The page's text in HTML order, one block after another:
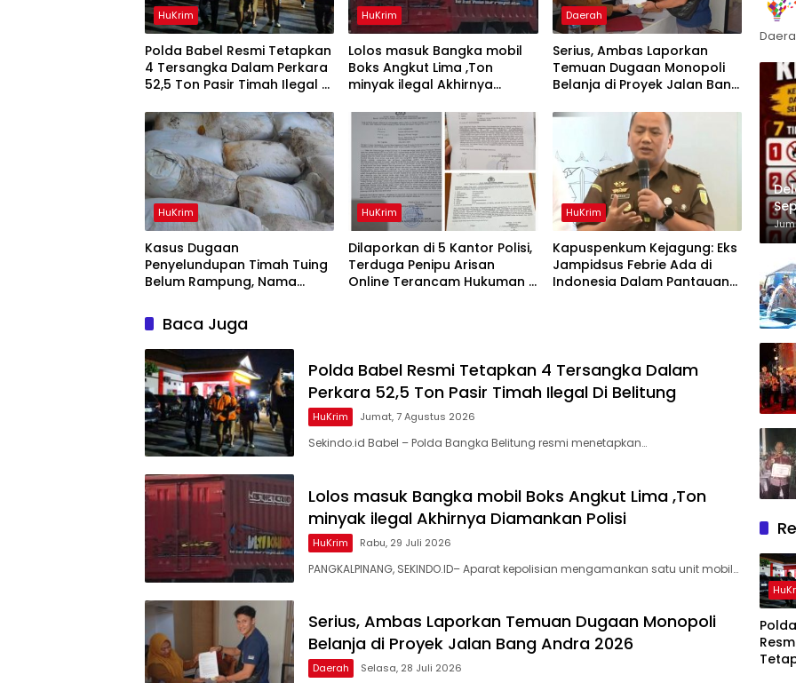
HuKrim
Polda Babel Resmi Tetapkan
4 Tersangka Dalam Perkara
52,5 Ton Pasir Timah Ilegal Di
HuKrim
Lolos masuk Bangka mobil
Boks Angkut Lima ,Ton
minyak ilegal Akhirnya
Daerah
Serius, Ambas Laporkan
‎Temuan Dugaan Monopoli
Belanja di Proyek Jalan Bang
HuKrim
Kasus Dugaan
Penyelundupan Timah Tuing
Belum Rampung, Nama
Informasi Penyidikan
HuKrim
Dilaporkan di 5 Kantor Polisi,
Terduga Penipu Arisan
Online Terancam Hukuman 4
HuKrim
Kapuspenkum Kejagung: Eks
Jampidsus Febrie Ada di
Indonesia Dalam Pantauan
Baca Juga
Polda Babel Resmi Tetapkan 4 Tersangka Dalam
Perkara 52,5 Ton Pasir Timah Ilegal Di Belitung
HuKrim Jumat, 7 Agustus 2026
Sekindo.id Babel – Polda Bangka Belitung resmi menetapkan…
Lolos masuk Bangka mobil Boks Angkut Lima ,Ton
minyak ilegal Akhirnya Diamankan Polisi
HuKrim Rabu, 29 Juli 2026
PANGKALPINANG, SEKINDO.ID– Aparat kepolisian mengamankan satu unit mobil…
Serius, Ambas Laporkan ‎Temuan Dugaan Monopoli
Belanja di Proyek Jalan Bang Andra 2026
Daerah Selasa, 28 Juli 2026